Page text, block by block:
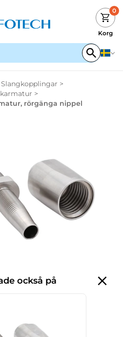
0
Korg
Slangkopplingar >
>
rörgänga nippel
också på